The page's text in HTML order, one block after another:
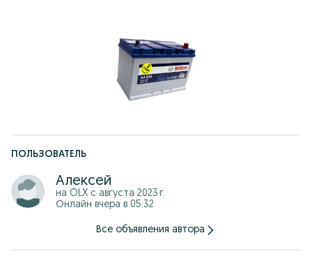
Проверка аккумуляторной батареи, проверка генератора,
обслуживание аккумулятора, снятие сульфатации, поднятие
плотности, зарядка. Это не только на нашу продукцию, а так
же на любой автомобиль пренадлежащий вам.
ДОСТУПНЫЙ СЕРВИС КАЖДОМУ КЛИЕНТУ!!!
ПОЛЬЗОВАТЕЛЬ
Алексей
на OLX с августа 2023 г.
Онлайн вчера в 05:32
Все объявления автора